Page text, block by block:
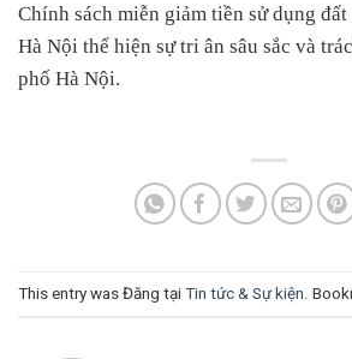
Chính sách miễn giảm tiền sử dụng
Hà Nội thể hiện sự tri ân sâu sắc và
phố Hà Nội.
This entry was Đăng tại Tin tức & Sự kiện .